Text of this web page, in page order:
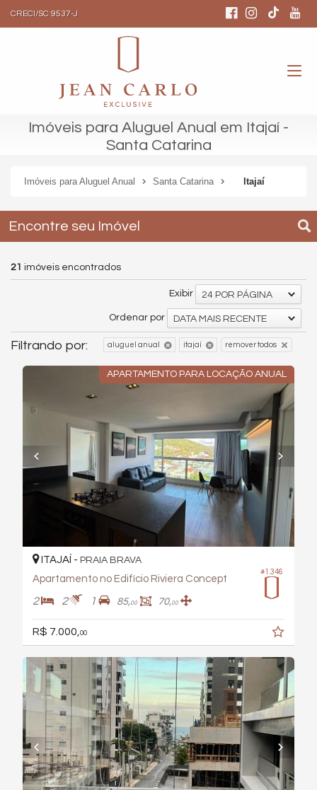
CRECI/SC 9537-J
Imóveis para Aluguel Anual em Itajaí -
Santa Catarina
Imóveis para Aluguel Anual Santa Catarina Itajaí
Encontre seu Imóvel
21 imóveis encontrados
Exibir 24 POR PÁGINA
Ordenar por DATA MAIS RECENTE
Filtrando por: aluguel anual itajaí remover todos
APARTAMENTO PARA LOCAÇÃO ANUAL
#1.346
ITAJAÍ - PRAIA BRAVA
Apartamento no Edifício Riviera Concept
2 2 1 85,00 70,00
R$ 7.000, 00